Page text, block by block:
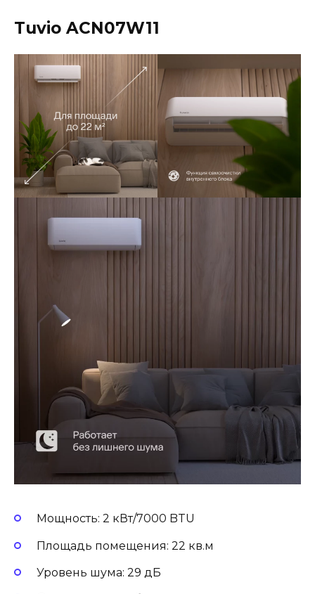
Tuvio ACN07W11
Мощность: 2 кВт/7000 BTU
Площадь помещения: 22 кв.м
Уровень шума: 29 дБ